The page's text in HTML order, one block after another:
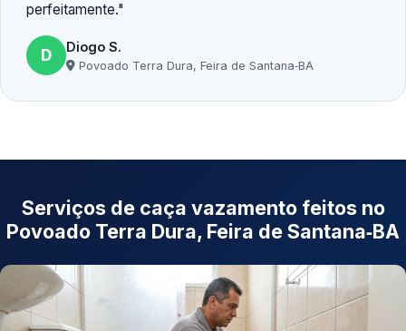
perfeitamente.
D Diogo S.
Povoado Terra Dura, Feira de Santana‑BA
Serviços de caça vazamento feitos no
Povoado Terra Dura, Feira de Santana‑BA